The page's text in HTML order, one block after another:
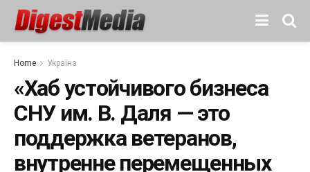
Home Україна
«Хаб устойчивого бизнеса
СНУ им. В. Даля — это
поддержка ветеранов,
внутренне перемещенных